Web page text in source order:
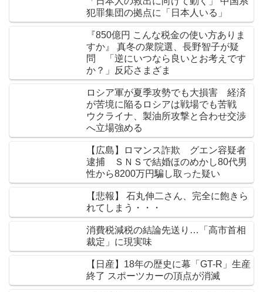
犯罪集団の拠点に「日本人いる」
『850億円 こんな税金の使い方ありま
すか』 真冬の衆院選、長野智子が疑
問 「逆にいつなら良いとお考えです
か？」反応さまざま
ロシア軍が夏季攻勢でも大損害 経済
が苦境に陥るロシアは戦場でも苦戦
ウクライナ、製油所攻撃と合わせ交渉
へ立場強める
【広島】ロマンス詐欺 グエン容疑者
逮捕 ＳＮＳで結婚ほのめかし80代男
性から8200万円騙し取った疑い
【悲報】 石丸伸二さん、完全に飽きら
れてしまう・・・
消費税減税の結論先送り…「高市首相
裁定」に現実味
【日産】18年の歴史に幕「GT-R」生産
終了 スポーツカーの頂点が消滅